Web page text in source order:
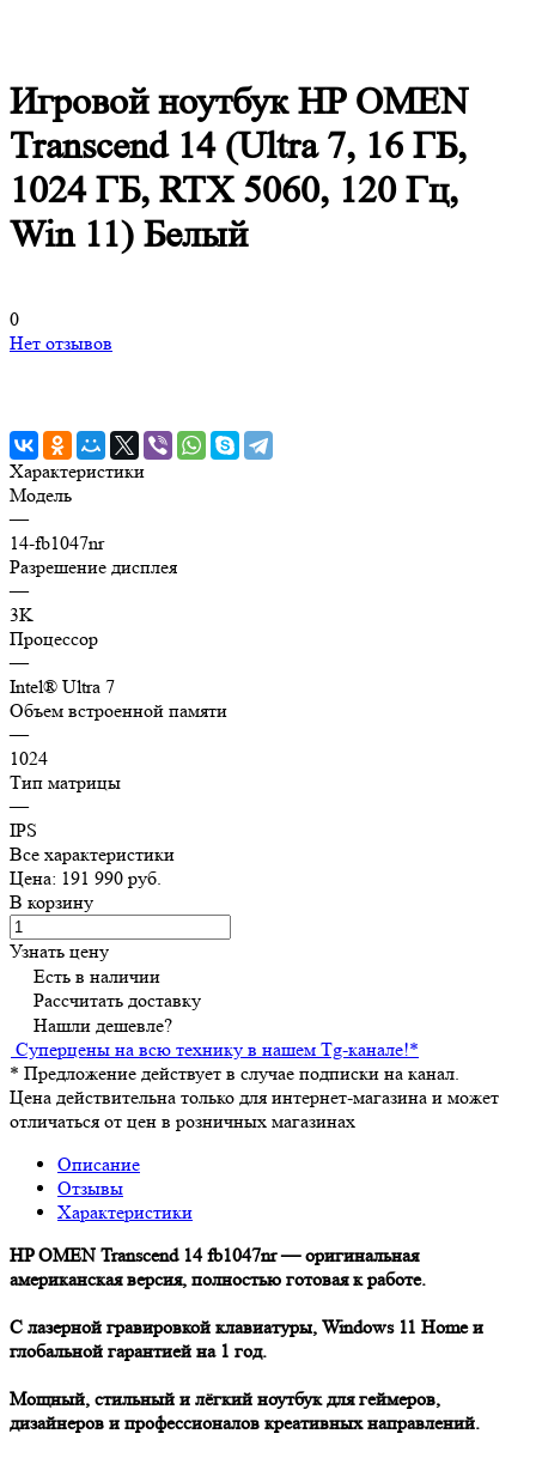
Игровой ноутбук HP OMEN
Transcend 14 (Ultra 7, 16 ГБ,
1024 ГБ, RTX 5060, 120 Гц,
Win 11) Белый
0
Нет отзывов
Характеристики
Модель
—
14-fb1047nr
Разрешение дисплея
—
3K
Процессор
—
Intel® Ultra 7
Объем встроенной памяти
—
1024
Тип матрицы
—
IPS
Все характеристики
Цена: 191 990 руб.
В корзину
Узнать цену
Есть в наличии
Рассчитать доставку
Нашли дешевле?
Суперцены на всю технику в нашем Tg-канале!*
* Предложение действует в случае подписки на канал.
Цена действительна только для интернет-магазина и может
отличаться от цен в розничных магазинах
Описание
Отзывы
Характеристики
HP OMEN Transcend 14 fb1047nr — оригинальная
американская версия, полностью готовая к работе.
С лазерной гравировкой клавиатуры, Windows 11 Home и
глобальной гарантией на 1 год.
Мощный, стильный и лёгкий ноутбук для геймеров,
дизайнеров и профессионалов креативных направлений.